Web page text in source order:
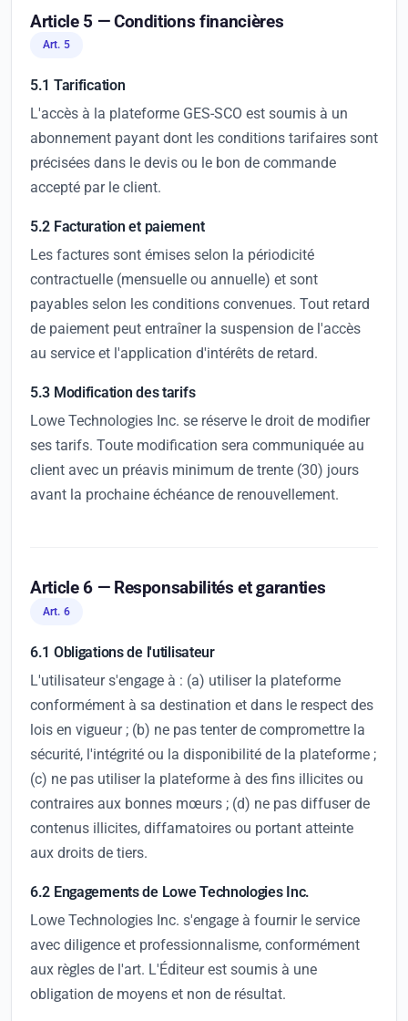
Article 5 — Conditions financières
Art. 5
5.1 Tarification
L'accès à la plateforme GES-SCO est soumis à un
abonnement payant dont les conditions tarifaires sont
précisées dans le devis ou le bon de commande
accepté par le client.
5.2 Facturation et paiement
Les factures sont émises selon la périodicité
contractuelle (mensuelle ou annuelle) et sont
payables selon les conditions convenues. Tout retard
de paiement peut entraîner la suspension de l'accès
au service et l'application d'intérêts de retard.
5.3 Modification des tarifs
Lowe Technologies Inc. se réserve le droit de modifier
ses tarifs. Toute modification sera communiquée au
client avec un préavis minimum de trente (30) jours
avant la prochaine échéance de renouvellement.
Article 6 — Responsabilités et garanties
Art. 6
6.1 Obligations de l'utilisateur
L'utilisateur s'engage à : (a) utiliser la plateforme
conformément à sa destination et dans le respect des
lois en vigueur ; (b) ne pas tenter de compromettre la
sécurité, l'intégrité ou la disponibilité de la plateforme ;
(c) ne pas utiliser la plateforme à des fins illicites ou
contraires aux bonnes mœurs ; (d) ne pas diffuser de
contenus illicites, diffamatoires ou portant atteinte
aux droits de tiers.
6.2 Engagements de Lowe Technologies Inc.
Lowe Technologies Inc. s'engage à fournir le service
avec diligence et professionnalisme, conformément
aux règles de l'art. L'Éditeur est soumis à une
obligation de moyens et non de résultat.